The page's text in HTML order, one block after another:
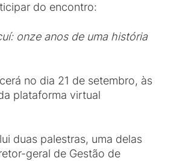
do encontro:
: onze anos de uma história
no dia 21 de setembro, às
plataforma virtual
duas palestras, uma delas
geral de Gestão de